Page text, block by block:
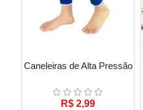
Caneleiras de Alta Pressão
R$ 2,99